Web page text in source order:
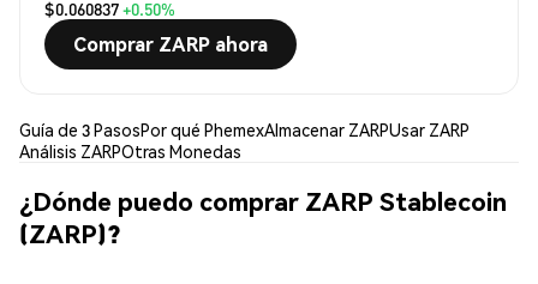
$0.060837+0.50%
Comprar ZARP ahora
Guía de 3 PasosPor qué PhemexAlmacenar ZARPUsar ZARP
Análisis ZARPOtras Monedas
¿Dónde puedo comprar ZARP Stablecoin
(ZARP)?